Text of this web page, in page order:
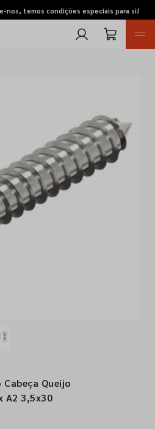
nos, temos condições especiais para si!
Queijo
A2 3,5x30